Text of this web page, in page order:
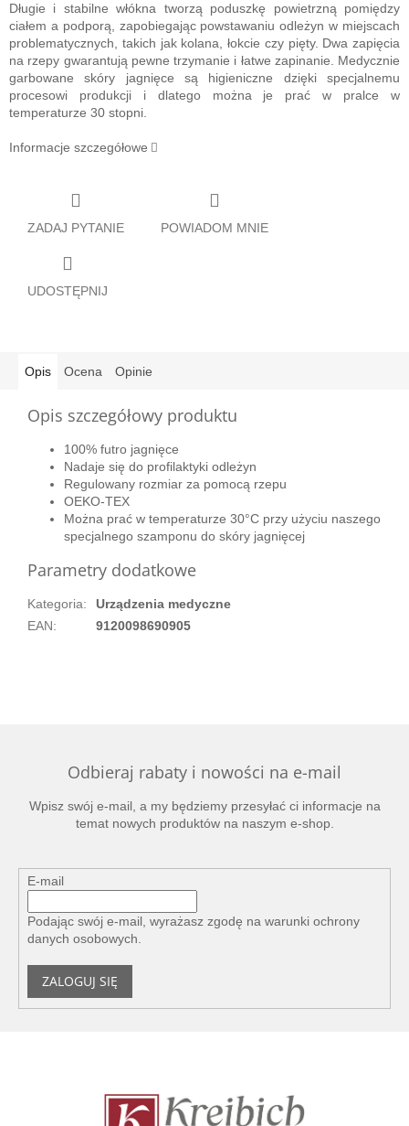
Długie i stabilne włókna tworzą poduszkę powietrzną pomiędzy
ciałem a podporą, zapobiegając powstawaniu odleżyn w miejscach
problematycznych, takich jak kolana, łokcie czy pięty. Dwa zapięcia
na rzepy gwarantują pewne trzymanie i łatwe zapinanie. Medycznie
garbowane skóry jagnięce są higieniczne dzięki specjalnemu
procesowi produkcji i dlatego można je prać w pralce w
temperaturze 30 stopni.
Informacje szczegółowe
ZADAJ PYTANIE POWIADOM MNIE
UDOSTĘPNIJ
Opis Ocena Opinie
Opis szczegółowy produktu
100% futro jagnięce
Nadaje się do profilaktyki odleżyn
Regulowany rozmiar za pomocą rzepu
OEKO-TEX
Można prać w temperaturze 30°C przy użyciu naszego
specjalnego szamponu do skóry jagnięcej
Parametry dodatkowe
Kategoria:
Urządzenia medyczne
EAN: 9120098690905
Odbieraj rabaty i nowości na e-mail
Wpisz swój e-mail, a my będziemy przesyłać ci informacje na
temat nowych produktów na naszym e-shop.
E-mail
Podając swój e-mail, wyrażasz zgodę na warunki ochrony
danych osobowych.
ZALOGUJ SIĘ